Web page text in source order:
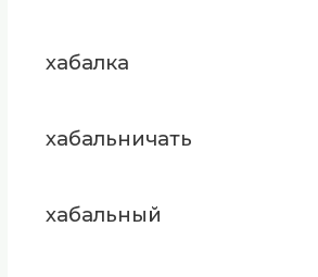
хабалка
хабальничать
хабальный